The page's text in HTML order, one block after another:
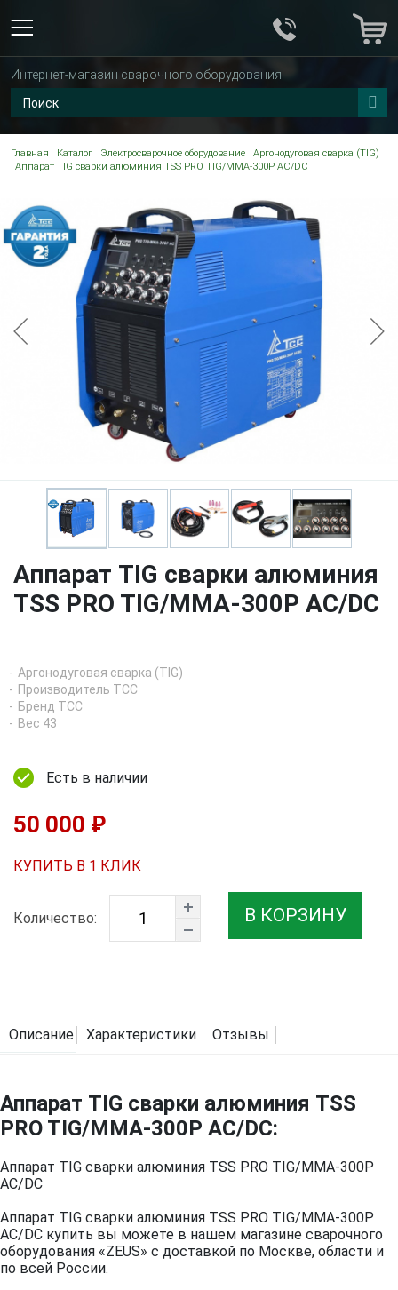
Интернет-магазин сварочного оборудования
Главная Каталог Электросварочное оборудование
Аргонодуговая сварка (TIG)
Аппарат TIG сварки алюминия TSS PRO TIG/MMA-300P AC/DC
Аппарат TIG сварки алюминия
TSS PRO TIG/MMA-300P AC/DC
Аргонодуговая сварка (TIG)
Производитель ТСС
Бренд ТСС
Вес 43
Есть в наличии
50 000 ₽
КУПИТЬ В 1 КЛИК
Количество: В КОРЗИНУ
Описание Характеристики Отзывы
Аппарат TIG сварки алюминия TSS
PRO TIG/MMA-300P AC/DC:
Аппарат TIG сварки алюминия TSS PRO TIG/MMA-300P
AC/DC
Аппарат TIG сварки алюминия TSS PRO TIG/MMA-300P
AC/DC купить вы можете в нашем магазине сварочного
оборудования «ZEUS» с доставкой по Москве, области и
по всей России.